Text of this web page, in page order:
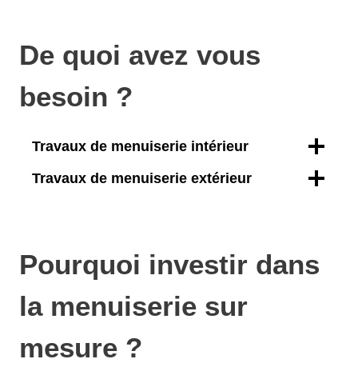
De quoi avez vous
besoin ?
Travaux de menuiserie intérieur
Travaux de menuiserie extérieur
Pourquoi investir dans
la menuiserie sur
mesure ?